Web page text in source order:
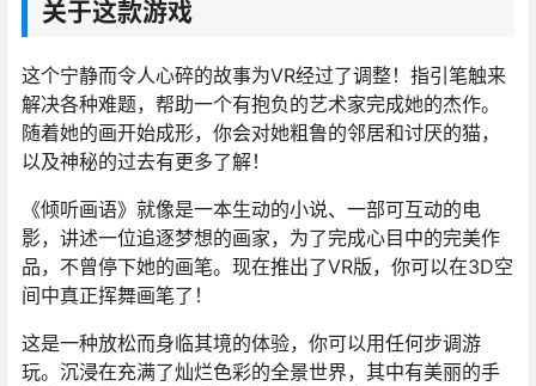
关于这款游戏
这个宁静而令人心碎的故事为VR经过了调整！指引笔触来
解决各种难题，帮助一个有抱负的艺术家完成她的杰作。
随着她的画开始成形，你会对她粗鲁的邻居和讨厌的猫，
以及神秘的过去有更多了解！
《倾听画语》就像是一本生动的小说、一部可互动的电
影，讲述一位追逐梦想的画家，为了完成心目中的完美作
品，不曾停下她的画笔。现在推出了VR版，你可以在3D空
间中真正挥舞画笔了！
这是一种放松而身临其境的体验，你可以用任何步调游
玩。沉浸在充满了灿烂色彩的全景世界，其中有美丽的手